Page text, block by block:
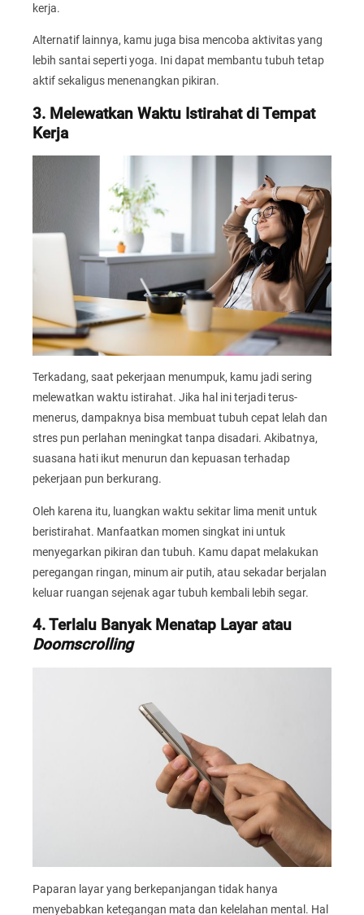
kerja.
Alternatif lainnya, kamu juga bisa mencoba aktivitas yang
lebih santai seperti yoga. Ini dapat membantu tubuh tetap
aktif sekaligus menenangkan pikiran.
3. Melewatkan Waktu Istirahat di Tempat
Kerja
Terkadang, saat pekerjaan menumpuk, kamu jadi sering
melewatkan waktu istirahat. Jika hal ini terjadi terus-
menerus, dampaknya bisa membuat tubuh cepat lelah dan
stres pun perlahan meningkat tanpa disadari. Akibatnya,
suasana hati ikut menurun dan kepuasan terhadap
pekerjaan pun berkurang.
Oleh karena itu, luangkan waktu sekitar lima menit untuk
beristirahat. Manfaatkan momen singkat ini untuk
menyegarkan pikiran dan tubuh. Kamu dapat melakukan
peregangan ringan, minum air putih, atau sekadar berjalan
keluar ruangan sejenak agar tubuh kembali lebih segar.
4. Terlalu Banyak Menatap Layar atau
Doomscrolling
Paparan layar yang berkepanjangan tidak hanya
menyebabkan ketegangan mata dan kelelahan mental. Hal